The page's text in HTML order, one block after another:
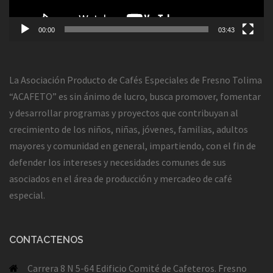
00:00 03:43
La Asociación Producto de Cafés Especiales de Fresno Tolima
“ACAFETO” es sin ánimo de lucro, busca promover, fomentar
y desarrollar programas y proyectos que contribuyan al
crecimiento de los niños, niñas, jóvenes, familias, adultos
mayores y comunidad en general, impartiendo, con el fin de
defender los intereses y necesidades comunes de sus
asociados en el área de producción y mercadeo de café
especial.
CONTACTENOS
Carrera 8 N 5-64 Edificio Comité de Cafeteros. Fresno